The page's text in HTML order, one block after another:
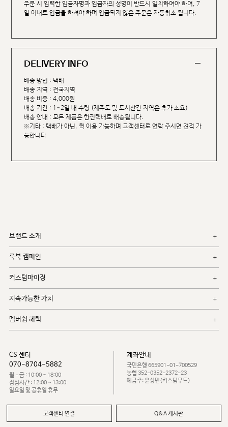
주문 시 입력한 입금자명과 입금자의 성명이 반드시 일치하여야 하며, 7
일 이내로 입금을 하셔야 하며 입금되지 않은 주문은 자동취소 됩니다.
DELIVERY INFO
배송 방법 : 택배
배송 지역 : 전국지역
배송 비용 : 4,000원
배송 기간 : 1~2일 내 수령 (제주도 및 도서산간 지역은 추가 소요)
배송 안내 : 모든 제품은 한진택배로 배송됩니다.
※기타 : 택배가 아닌, 퀵 이용 가능하며 고객센터로 연락 주시면 견적 가
능합니다.
브랜드 소개
룩북 캠페인
커스텀마이징
지속가능한 가치
멤버쉽 혜택
CS 센터
070-8704-5882
월 - 금 : 10:00 ~ 18:00
점심시간 : 12:00 ~ 13:00
일요일 및 공휴일 휴무
계좌안내
국민은행 665901-01-700529
농협 352-0352-2372-23
예금주: 윤성민(커스텀무드)
고객센터 연결 Q&A 게시판